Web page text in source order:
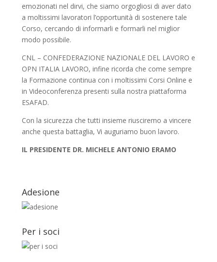
emozionati nel dirvi, che siamo orgogliosi di aver dato
a moltissimi lavoratori l’opportunità di sostenere tale
Corso, cercando di informarli e formarli nel miglior
modo possibile.
CNL – CONFEDERAZIONE NAZIONALE DEL LAVORO e
OPN ITALIA LAVORO, infine ricorda che come sempre
la Formazione continua con i moltissimi Corsi Online e
in Videoconferenza presenti sulla nostra piattaforma
ESAFAD.
Con la sicurezza che tutti insieme riusciremo a vincere
anche questa battaglia, Vi auguriamo buon lavoro.
IL PRESIDENTE DR. MICHELE ANTONIO ERAMO
Adesione
Per i soci